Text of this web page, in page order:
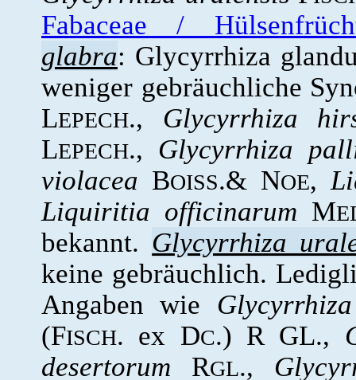
Fabaceae /
glabra: Glycyrrhiza
weniger gebräuchliche
LEPECH., Glycyrrhiza
LEPECH., Glycyrrhiza
violacea BOISS.& NOE,
Liquiritia officinarum M
bekannt. Glycyrrhiza
keine gebräuchlich.
Angaben wie
(FISCH. ex DC.) R GL.,
desertorum RGL.,